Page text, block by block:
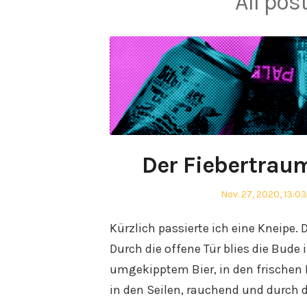
Der
Posted
Nov. 27, 2020,
Kürzlich passierte ich eine
Durch die offene Tür blies die
umgekipptem Bier, in den frischen
in den Seilen, rauchend und durch